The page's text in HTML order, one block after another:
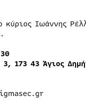
κύριος Ιωάννης
173 43 Άγιος